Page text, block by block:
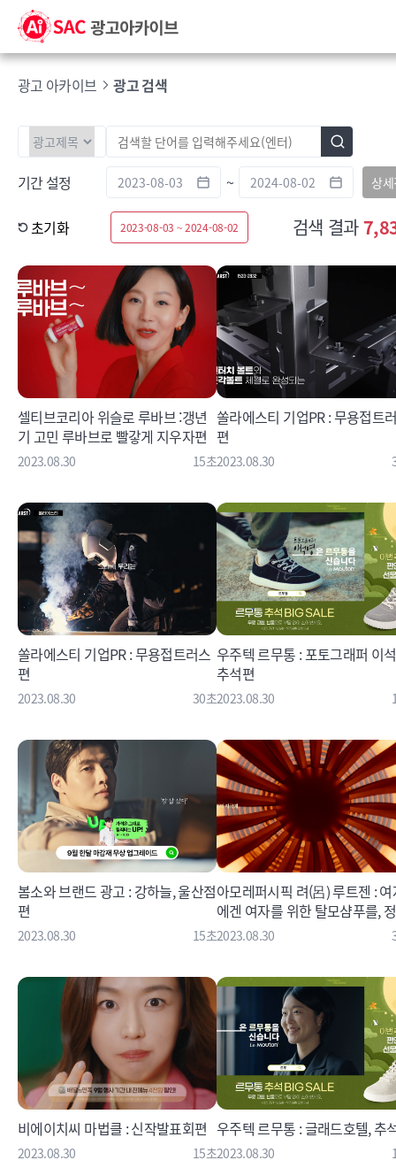
광고 아카이브 광고 검색
기간 설정 ~ 상
초기화 2023-08-03 ~ 2024-08-02 검색 결과
셀티브코리아 위슬로 루바브 :갱년
기 고민 루바브로 빨갛게 지우자편
2023.08.30 15초
쏠라에스티 기업PR : 무용접트
편
2023.08.30
쏠라에스티 기업PR : 무용접트러스
편
2023.08.30 30초
우주텍 르무통 : 포토그래퍼 이
추석편
2023.08.30
봄소와 브랜드 광고 : 강하늘, 울산점
편
2023.08.30 15초
아모레퍼시픽 려(呂) 루트젠 :
에겐 여자를 위한 탈모샴푸를,
리편
2023.08.30
비에이치씨 마법클 : 신작발표회편
2023.08.30 15초
우주텍 르무통 : 글래드호텔, 추
2023.08.30